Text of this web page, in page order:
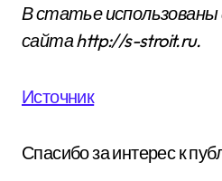
В статье
сайтаhttp://s-stroit.ru.
Источник
Спасибо за интерес к